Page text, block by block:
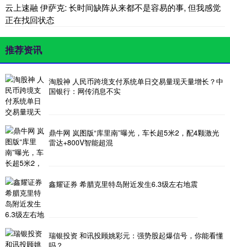
云上速融 伊萨克: 长时间缺阵从来都不是容易的事, 但我感觉
正在找回状态
推荐资讯
淘股神 人民币跨境支付系统单日交易量现天量增长？中
国银行：网传消息不实
鼎牛网 岚图版“库里南”曝光，车长超5米2，配4颗激光
雷达+800V智能超混
鑫耀证券 希腊克里特岛附近发生6.3级左右地震
瑞银投资 和讯投顾姚彩元：强势股起爆信号，你能看懂
吗？